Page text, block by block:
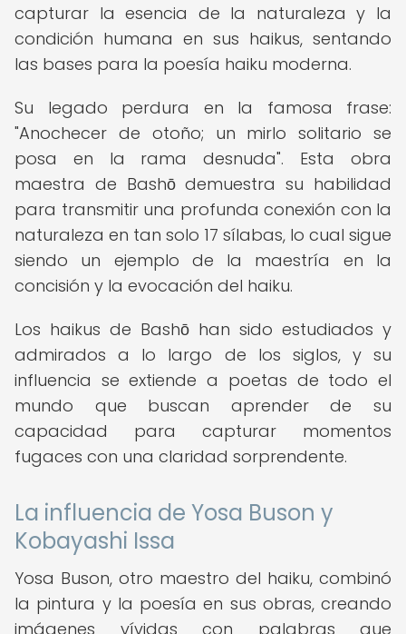
capturar la esencia de la naturaleza y la
condición humana en sus haikus, sentando
las bases para la poesía haiku moderna.
Su legado perdura en la famosa frase:
"Anochecer de otoño; un mirlo solitario se
posa en la rama desnuda". Esta obra
maestra de Bashō demuestra su habilidad
para transmitir una profunda conexión con la
naturaleza en tan solo 17 sílabas, lo cual sigue
siendo un ejemplo de la maestría en la
concisión y la evocación del haiku.
Los haikus de Bashō han sido estudiados y
admirados a lo largo de los siglos, y su
influencia se extiende a poetas de todo el
mundo que buscan aprender de su
capacidad para capturar momentos
fugaces con una claridad sorprendente.
La influencia de Yosa Buson y
Kobayashi Issa
Yosa Buson, otro maestro del haiku, combinó
la pintura y la poesía en sus obras, creando
imágenes vívidas con palabras que